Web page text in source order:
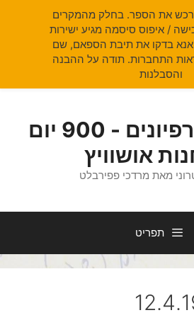
מבריח הקרפיונים - 900 יום
אושוויץ
מאת מרדכי פפירבלט
תפריט
את הספר. בחלק מהמקרים
/ איפוס סיסמה מגיע ישירות
בדקו את תיבת הספאם, שם
התחברות. תודה על ההבנה
והסבלנות